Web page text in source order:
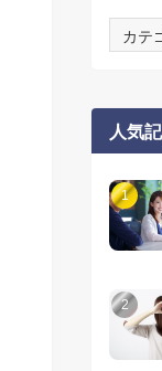
テ
ー
人気